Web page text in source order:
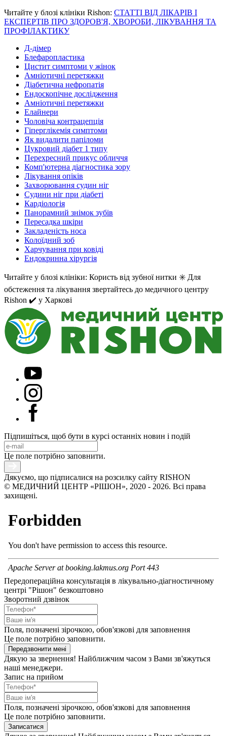
Читайте у блозі клініки Rishon: СТАТТІ ВІД ЛІКАРІВ І
ЕКСПЕРТІВ ПРО ЗДОРОВ'Я, ХВОРОБИ, ЛІКУВАННЯ ТА
ПРОФІЛАКТИКУ
Д-дімер
Блефаропластика
Цистит симптоми у жінок
Амніотичні перетяжки
Діабетична нефропатія
Ендоскопічне дослідження
Амніотичні перетяжки
Елайнери
Чоловіча контрацепція
Гіперглікемія симптоми
Як видалити папіломи
Цукровий діабет 1 типу
Перехресний прикус обличчя
Комп'ютерна діагностика зору
Лікування опіків
Захворювання судин ніг
Судини ніг при діабеті
Кардіологія
Панорамний знімок зубів
Пересадка шкіри
Закладеність носа
Колоїдний зоб
Харчування при ковіді
Ендокринна хірургія
Читайте у блозі клініки: Користь від зубної нитки ✳️ Для
обстеження та лікування звертайтесь до медичного центру
Rishon ✔️ у Харкові
Підпишіться, щоб бути в курсі останніх новин і подій
Це поле потрібно заповнити.
Дякуємо, що підписалися на розсилку сайту RISHON
© МЕДИЧНИЙ ЦЕНТР «РІШОН», 2020 - 2026. Всі права
захищені.
Передопераційна консультація в лікувально-діагностичному
центрі "Рішон" безкоштовно
Зворотний дзвінок
Поля, позначені зірочкою, обов'язкові для заповнення
Це поле потрібно заповнити.
Передзвонити мені
Дякую за звернення! Найближчим часом з Вами зв'яжуться
наші менеджери.
Запис на прийом
Поля, позначені зірочкою, обов'язкові для заповнення
Це поле потрібно заповнити.
Записатися